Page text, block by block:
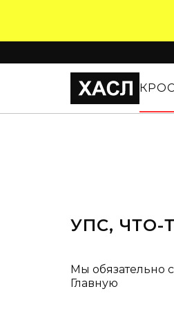
УПС, ЧТО-
Мы обязательно
Главную